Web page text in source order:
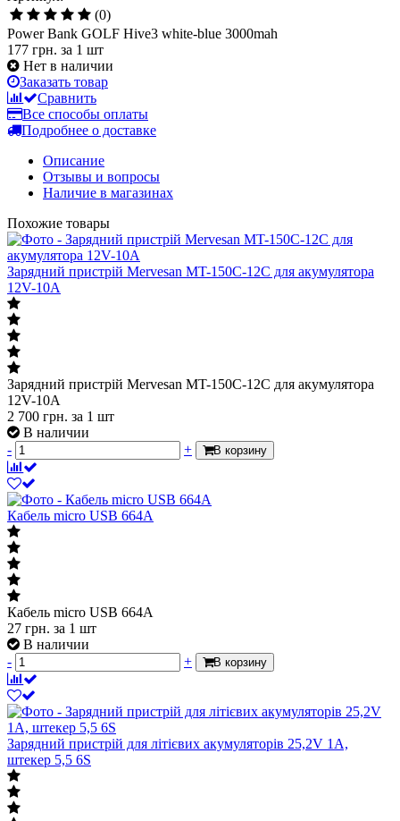
(0)
Power Bank GOLF Hive3 white-blue 3000mah
177 грн. за 1 шт
Нет в наличии
Заказать товар
Сравнить
Все способы оплаты
Подробнее о доставке
Описание
Отзывы и вопросы
Наличие в магазинах
Похожие товары
Зарядний пристрій Mervesan MT-150C-12C для акумулятора
12V-10A
Зарядний пристрій Mervesan MT-150C-12C для акумулятора
12V-10A
2 700 грн. за 1 шт
В наличии
-
+ В корзину
Кабель micro USB 664A
Кабель micro USB 664A
27 грн. за 1 шт
В наличии
-
+ В корзину
Зарядний пристрій для літієвих акумуляторів 25,2V 1A,
штекер 5,5 6S